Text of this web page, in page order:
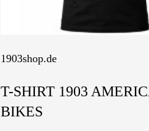
1903shop.de
T-SHIRT 1903
BIKES